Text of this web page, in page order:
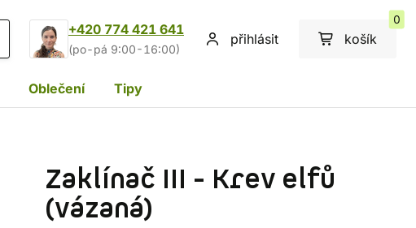
+420 774 421 641
(po-pá 9:00-16:00)
přihlásit košík
0
Oblečení Tipy
Zaklínač III - Krev elfů
(vázaná)